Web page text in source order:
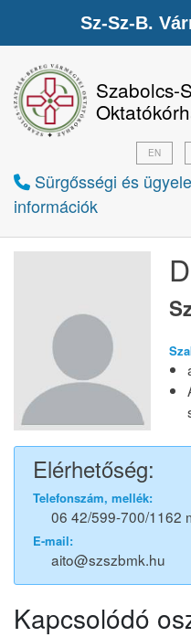
Szabolcs-
Sürgősségi és
információk
EN
Elérhetőség:
Telefonszám, mellék:
06 42/599-700/1162
E-mail:
aito@szszbmk.hu
Kapcsolódó
Sz-Sz-B.